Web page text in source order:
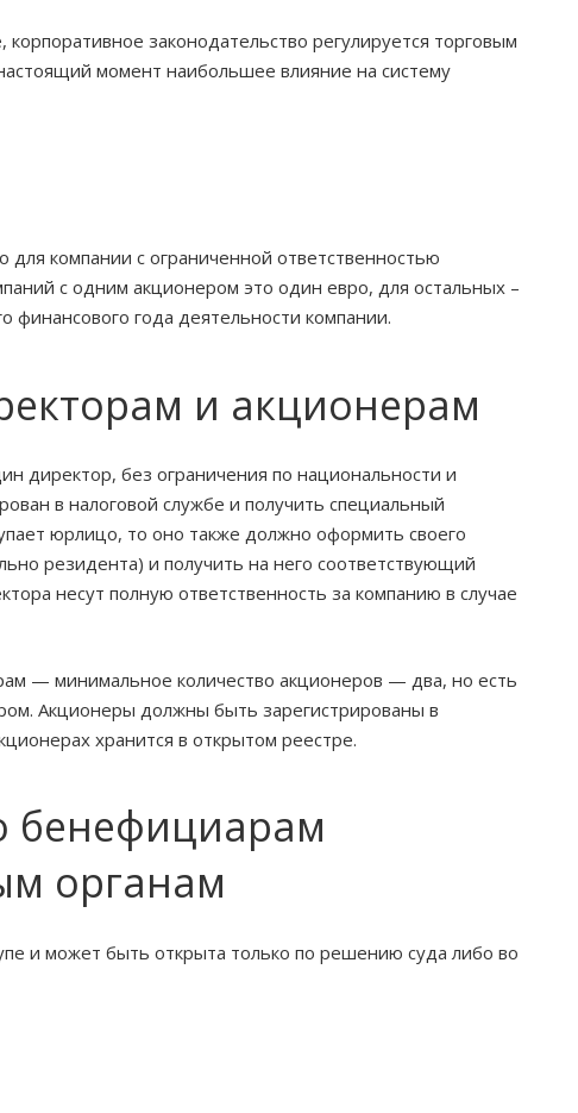
законодательство регулируется торговым
момент наибольшее влияние на систему
компании с ограниченной ответственностью
с одним акционером это один евро, для остальных –
финансового года деятельности компании.
и акционерам
директор, без ограничения по национальности и
в налоговой службе и получить специальный
юрлицо, то оно также должно оформить своего
резидента) и получить на него соответствующий
несут полную ответственность за компанию в случае
— минимальное количество акционеров — два, но есть
Акционеры должны быть зарегистрированы в
хранится в открытом реестре.
бенефициарам
органам
и может быть открыта только по решению суда либо во